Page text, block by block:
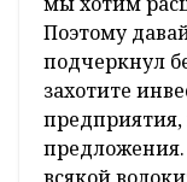
Поэтому
подчеркнул
захотите